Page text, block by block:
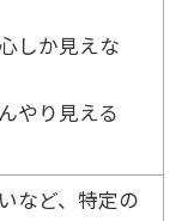
しか見えな
やり見える
など、特定の